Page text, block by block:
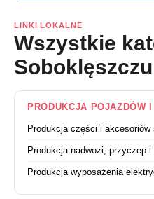
LINKI LOKALNE
Wszystkie
Soboklęszczu
PRODUKCJA POJAZDÓW I
Produkcja części i akcesoriów
Produkcja nadwozi, przyczep i
Produkcja wyposażenia